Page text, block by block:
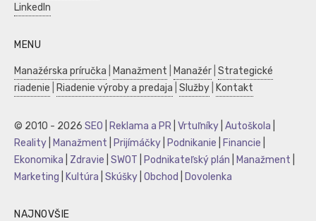
LinkedIn
MENU
Manažérska príručka Manažment Manažér Strategické
riadenie
Riadenie výroby a predaja Služby Kontakt
© 2010 - 2026 SEO Reklama a PR Vrtuľníky Autoškola
Reality
Manažment Prijímáčky Podnikanie Financie
Ekonomika
Zdravie SWOT Podnikateľský plán Manažment
Marketing
Kultúra Skúšky Obchod Dovolenka
NAJNOVŠIE